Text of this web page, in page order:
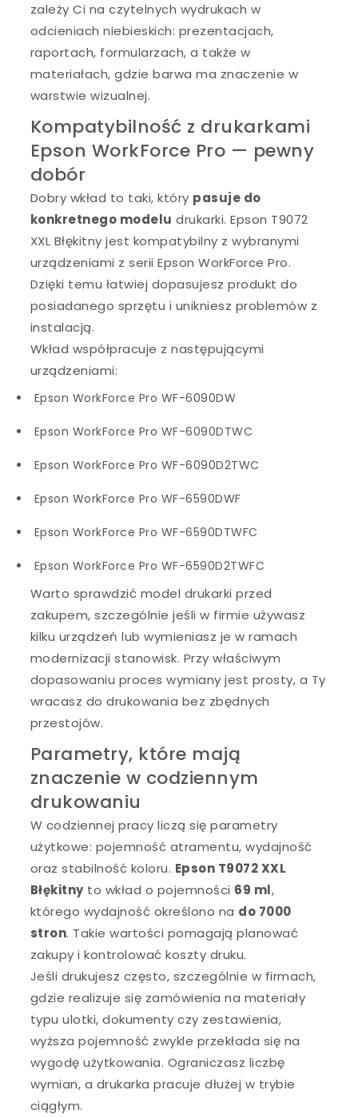
zależy Ci na czytelnych wydrukach w
odcieniach niebieskich: prezentacjach,
raportach, formularzach, a także w
materiałach, gdzie barwa ma znaczenie w
warstwie wizualnej.
Kompatybilność z drukarkami
Epson WorkForce Pro — pewny
dobór
Dobry wkład to taki, który pasuje do
konkretnego modelu drukarki. Epson T9072
XXL Błękitny jest kompatybilny z wybranymi
urządzeniami z serii Epson WorkForce Pro.
Dzięki temu łatwiej dopasujesz produkt do
posiadanego sprzętu i unikniesz problemów z
instalacją.
Wkład współpracuje z następującymi
urządzeniami:
Epson WorkForce Pro WF-6090DW
Epson WorkForce Pro WF-6090DTWC
Epson WorkForce Pro WF-6090D2TWC
Epson WorkForce Pro WF-6590DWF
Epson WorkForce Pro WF-6590DTWFC
Epson WorkForce Pro WF-6590D2TWFC
Warto sprawdzić model drukarki przed
zakupem, szczególnie jeśli w firmie używasz
kilku urządzeń lub wymieniasz je w ramach
modernizacji stanowisk. Przy właściwym
dopasowaniu proces wymiany jest prosty, a Ty
wracasz do drukowania bez zbędnych
przestojów.
Parametry, które mają
znaczenie w codziennym
drukowaniu
W codziennej pracy liczą się parametry
użytkowe: pojemność atramentu, wydajność
oraz stabilność koloru. Epson T9072 XXL
Błękitnyto wkład o pojemności 69 ml,
którego wydajność określono na do 7000
stron. Takie wartości pomagają planować
zakupy i kontrolować koszty druku.
Jeśli drukujesz często, szczególnie w firmach,
gdzie realizuje się zamówienia na materiały
typu ulotki, dokumenty czy zestawienia,
wyższa pojemność zwykle przekłada się na
wygodę użytkowania. Ograniczasz liczbę
wymian, a drukarka pracuje dłużej w trybie
ciągłym.